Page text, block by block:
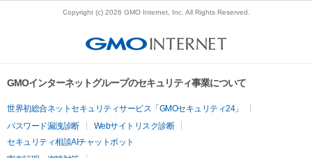
Copyright (c) 2026 GMO Internet, Inc. All Rights Reserved.
GMOインターネットグループのセキュリティ事業について
世界初総合ネットセキュリティサービス「GMOセキュリティ24」
パスワード漏洩診断
Webサイトリスク診断
セキュリティ相談AIチャットボット